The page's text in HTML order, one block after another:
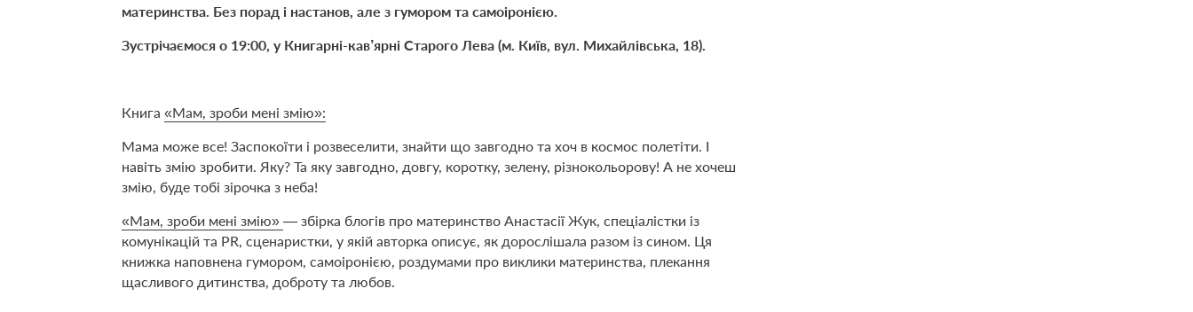
материнства. Без порад і настанов, але з гумором та самоіронією.
Зустрічаємося о 19:00, у Книгарні-кав’ярні Старого Лева (м. Київ, вул. Михайлівська, 18).
Книга «Мам, зроби мені змію»:
Мама може все! Заспокоїти і розвеселити, знайти що завгодно та хоч в космос полетіти. І
навіть змію зробити. Яку? Та яку завгодно, довгу, коротку, зелену, різнокольорову! А не хочеш
змію, буде тобі зірочка з неба!
«Мам, зроби мені змію» — збірка блогів про материнство Анастасії Жук, спеціалістки із
комунікацій та PR, сценаристки, у якій авторка описує, як дорослішала разом із сином. Ця
книжка наповнена гумором, самоіронією, роздумами про виклики материнства, плекання
щасливого дитинства, доброту та любов.